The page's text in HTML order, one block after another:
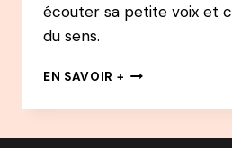
écouter sa petite voix et
du sens.
EN SAVOIR + 152
–